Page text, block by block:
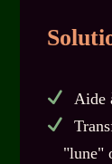
Aide
"lune"